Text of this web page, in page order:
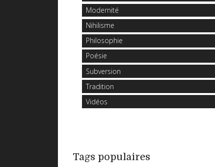
Modernité
Nihilisme
Philosophie
Poésie
Subversion
Tradition
Vidéos
Tags populaires